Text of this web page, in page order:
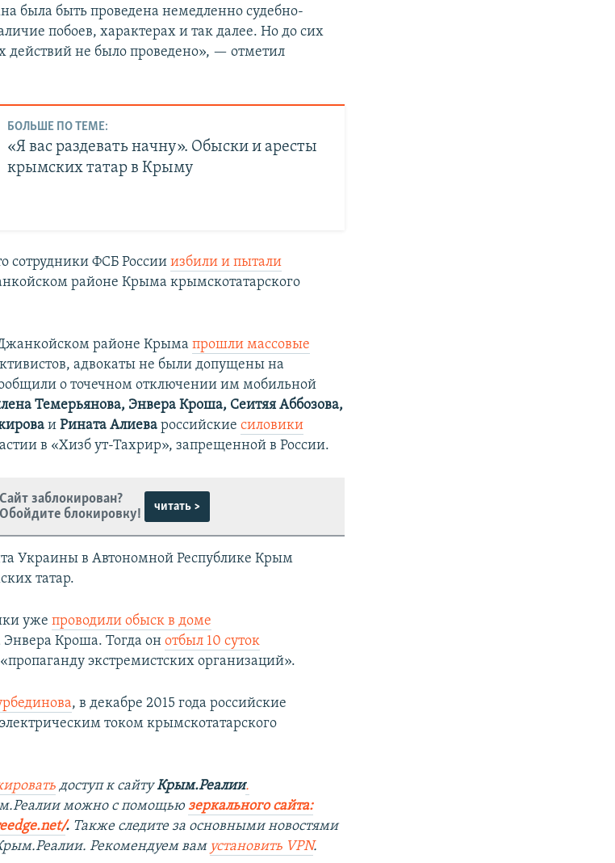
была быть проведена немедленно судебно-
побоев, характерах и так далее. Но до сих
действий не было проведено», — отметил
БОЛЬШЕ ПО ТЕМЕ:
«Я вас раздевать начну». Обыски и аресты
крымских татар в Крыму
сотрудники ФСБ Россииизбили и пытали
районе Крыма крымскотатарского
Джанкойском районе Крымапрошли массовые
адвокаты не были допущены на
о точечном отключении им мобильной
Темерьянова, Энвера Кроша, Сеитяя Аббозова,
иРината Алиева российскиесиловики
в «Хизб ут-Тахрир», запрещенной в России.
Сайт заблокирован?
Обойдите блокировку!
читать >
Украины в Автономной Республике Крым
татар.
ужепроводили обыск в доме
Энвера Кроша. Тогда онотбыл 10 суток
экстремистских организаций».
, в декабре 2015 года российские
током крымскотатарского
доступ к сайтуКрым.Реалии.
можно с помощьюзеркального сайта:
. ​ Также следите за основными новостями
Рекомендуем вам установить VPN.